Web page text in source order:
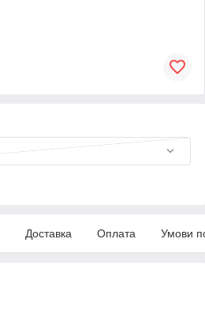
Доставка Оплата Умови